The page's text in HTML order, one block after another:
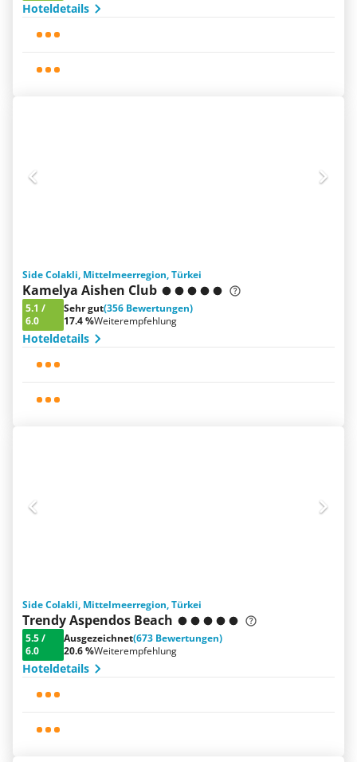
Hoteldetails
Side Colakli, Mittelmeerregion, Türkei
Kamelya Aishen Club
5.1 /
6.0
Sehr gut(356 Bewertungen)
17.4 %Weiterempfehlung
Hoteldetails
Side Colakli, Mittelmeerregion, Türkei
Trendy Aspendos Beach
5.5/
6.0
Ausgezeichnet(673 Bewertungen)
20.6 %Weiterempfehlung
Hoteldetails